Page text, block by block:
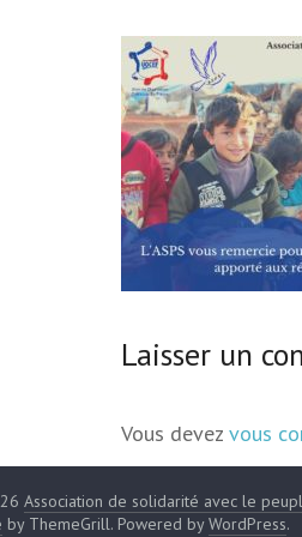
Laisser un
Vous devez vous
Association de solidarité avec le
by ThemeGrill. Powered byWordPress.